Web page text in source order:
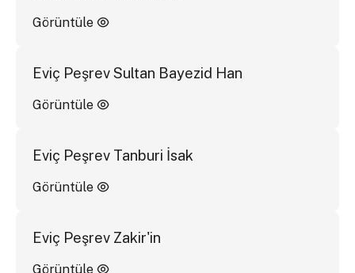
Görüntüle
Eviç Peşrev Sultan Bayezid Han
Görüntüle
Eviç Peşrev Tanburi İsak
Görüntüle
Eviç Peşrev Zakir'in
Görüntüle